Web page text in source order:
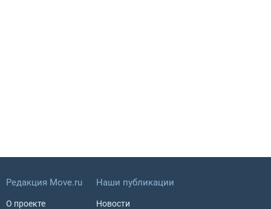
Редакция Move.ru
О проекте
Наши публикации
Новости